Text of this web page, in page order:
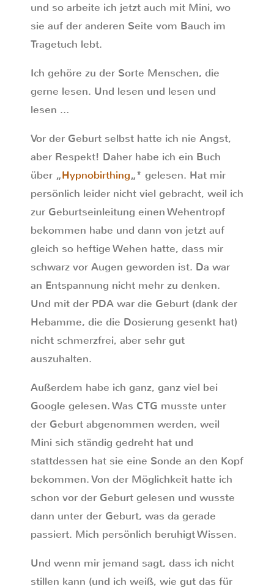
und so arbeite ich jetzt auch mit Mini, wo
sie auf der anderen Seite vom Bauch im
Tragetuch lebt.
Ich gehöre zu der Sorte Menschen, die
gerne lesen. Und lesen und lesen und
lesen …
Vor der Geburt selbst hatte ich nie Angst,
aber Respekt! Daher habe ich ein Buch
über „Hypnobirthing„* gelesen. Hat mir
persönlich leider nicht viel gebracht, weil ich
zur Geburtseinleitung einen Wehentropf
bekommen habe und dann von jetzt auf
gleich so heftige Wehen hatte, dass mir
schwarz vor Augen geworden ist. Da war
an Entspannung nicht mehr zu denken.
Und mit der PDA war die Geburt (dank der
Hebamme, die die Dosierung gesenkt hat)
nicht schmerzfrei, aber sehr gut
auszuhalten.
Außerdem habe ich ganz, ganz viel bei
Google gelesen. Was CTG musste unter
der Geburt abgenommen werden, weil
Mini sich ständig gedreht hat und
stattdessen hat sie eine Sonde an den Kopf
bekommen. Von der Möglichkeit hatte ich
schon vor der Geburt gelesen und wusste
dann unter der Geburt, was da gerade
passiert. Mich persönlich beruhigt Wissen.
Und wenn mir jemand sagt, dass ich nicht
stillen kann (und ich weiß, wie gut das für